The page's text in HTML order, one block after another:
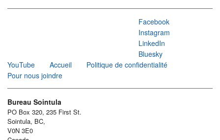
Facebook
Instagram
LinkedIn
Bluesky
YouTube
Accueil
Politique de confidentialité
Pour nous joindre
Bureau Sointula
PO Box 320, 235 First St.
Sointula, BC,
V0N 3E0